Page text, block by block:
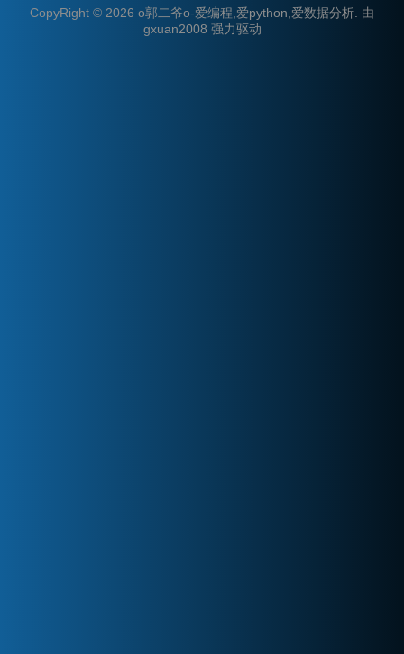
CopyRight © 2026 o郭二爷o-爱编程,爱python,爱数据分析 由
gxuan2008 强力驱动